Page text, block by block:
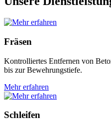
Fräsen
Kontrolliertes Entfernen von
bis zur Bewehrungstiefe.
Mehr erfahren
Schleifen